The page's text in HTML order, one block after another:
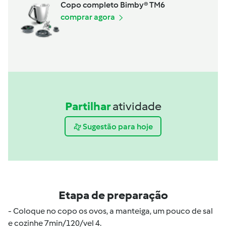
Copo completo Bimby® TM6
comprar agora
Partilharatividade
Sugestão para hoje
Etapa de preparação
- Coloque no copo os ovos, a manteiga, um pouco de sal
e cozinhe 7min/120/vel 4.